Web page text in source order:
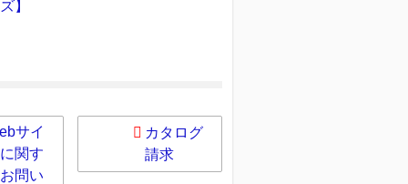
】
サイ
関す
問い
カタログ
請求